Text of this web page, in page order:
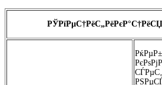
РЎРїРµС†РёС„РёРєР°С†РёСЏ